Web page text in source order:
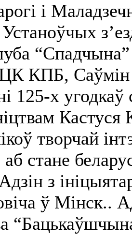
і
Устаноўчых
ЦК КПБ,
125-х угодкаў
Кастуся
творчай
стане
з
ў Мінск..